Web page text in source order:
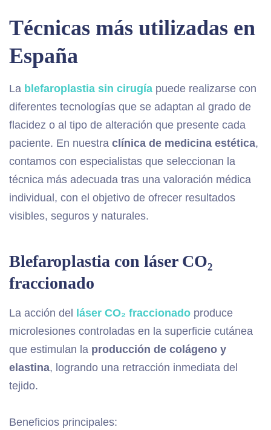
Técnicas más utilizadas en
España
La blefaroplastia sin cirugía puede realizarse con
diferentes tecnologías que se adaptan al grado de
flacidez o al tipo de alteración que presente cada
paciente. En nuestra clínica de medicina estética,
contamos con especialistas que seleccionan la
técnica más adecuada tras una valoración médica
individual, con el objetivo de ofrecer resultados
visibles, seguros y naturales.
Blefaroplastia con láser CO₂
fraccionado
La acción del láser CO₂ fraccionado produce
microlesiones controladas en la superficie cutánea
que estimulan la producción de colágeno y
elastina, logrando una retracción inmediata del
tejido.
Beneficios principales: